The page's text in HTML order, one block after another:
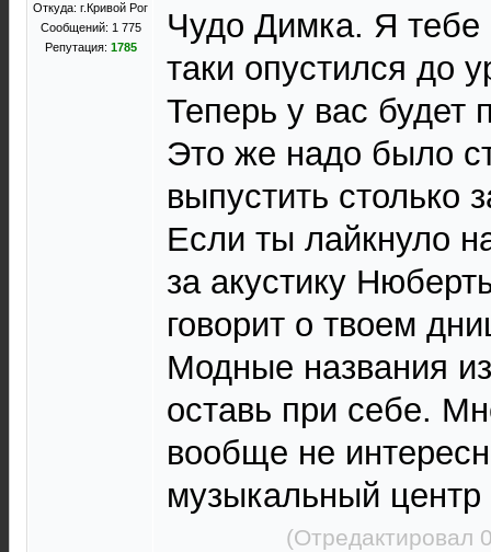
Откуда: г.Кривой Рог
Сообщений: 1 775
Репутация: 1785
Чудо Димка. Я тебе
таки опустился до
Теперь у вас будет
Это же надо было
выпустить столько
Если ты лайкнуло
за акустику
говорит о твоем
Модные названия
оставь при себе.
вообще не
музыкальный
(Отредактировал